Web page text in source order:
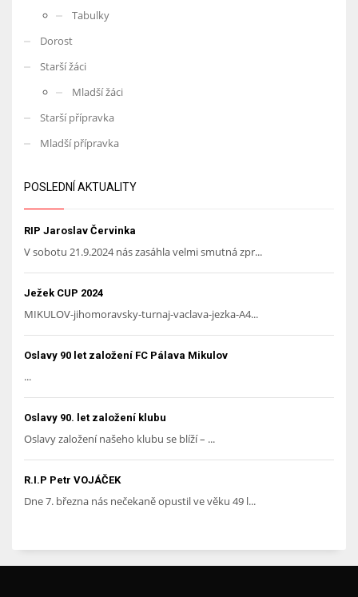
Tabulky
Dorost
Starší žáci
Mladší žáci
Starší přípravka
Mladší přípravka
POSLEDNÍ AKTUALITY
RIP Jaroslav Červinka
V sobotu 21.9.2024 nás zasáhla velmi smutná zpr...
Ježek CUP 2024
MIKULOV-jihomoravsky-turnaj-vaclava-jezka-A4...
Oslavy 90 let založení FC Pálava Mikulov
...
Oslavy 90. let založení klubu
Oslavy založení našeho klubu se blíží – ...
R.I.P Petr VOJÁČEK
Dne 7. března nás nečekaně opustil ve věku 49 l...